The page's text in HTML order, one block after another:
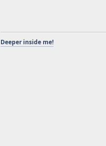
Deeper inside me!